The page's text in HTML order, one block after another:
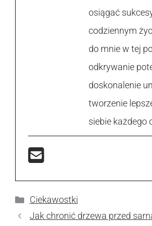
osiągać
codziennym
do mnie w tej
odkrywanie
doskonalenie
tworzenie
siebie każdego
Kategorie
Ciekawostki
Jak chronić drzewa przed